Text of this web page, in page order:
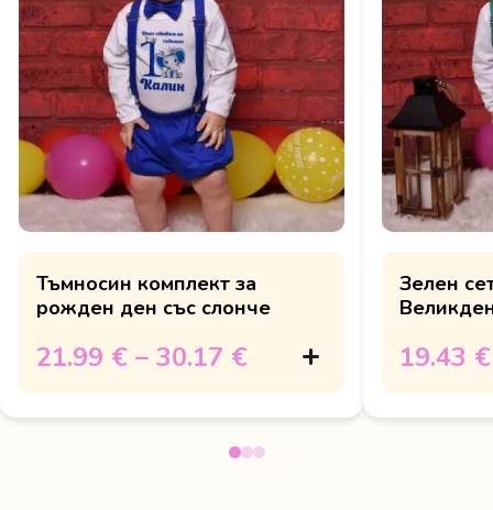
Тъмносин комплект за
рожден ден със слонче
21.99 € – 30.17 €
Зелен
19.43 €